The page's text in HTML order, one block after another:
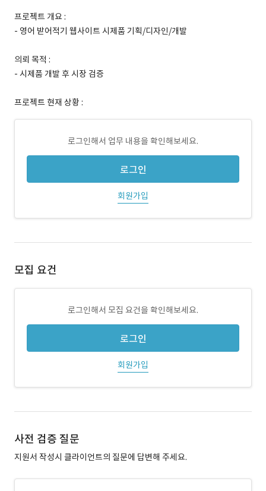
프로젝트 개요 :
- 영어 받어적기 웹사이트 시제품 기획/디자인/개발
의뢰 목적 :
- 시제품 개발 후 시장 검증
프로젝트 현재 상황 :
로그인해서 업무 내용을 확인해보세요.
로그인
회원가입
모집 요건
로그인해서 모집 요건을 확인해보세요.
로그인
회원가입
사전 검증 질문
지원서 작성시 클라이언트의 질문에 답변해 주세요.